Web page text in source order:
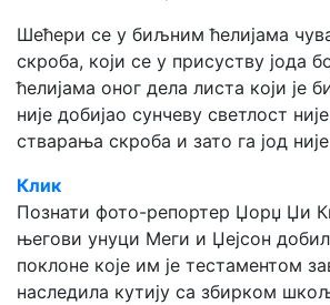
Шећери се у биљним ћелијама
скроба, који се у присуству јода
ћелијама оног дела листа који је
није добијао сунчеву светлост
стварања скроба и зато га јод
Клик
Познати фото-репортер Џорџ Џи
његови унуци Меги и Џејсон
поклоне које им је тестаментом
наследила кутију са збирком